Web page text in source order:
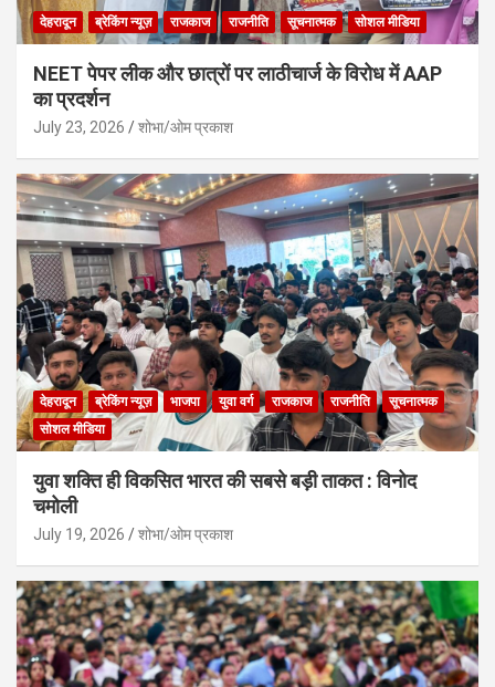
देहरादून ब्रेकिंग न्यूज़ राजकाज राजनीति सूचनात्मक सोशल मीडिया
NEET पेपर लीक और छात्रों पर लाठीचार्ज के विरोध में AAP
का प्रदर्शन
July 23, 2026 शोभा/ओम प्रकाश
देहरादून ब्रेकिंग न्यूज़ भाजपा युवा वर्ग राजकाज राजनीति
सूचनात्मक
सोशल मीडिया
युवा शक्ति ही विकसित भारत की सबसे बड़ी ताकत : विनोद
चमोली
July 19, 2026 शोभा/ओम प्रकाश